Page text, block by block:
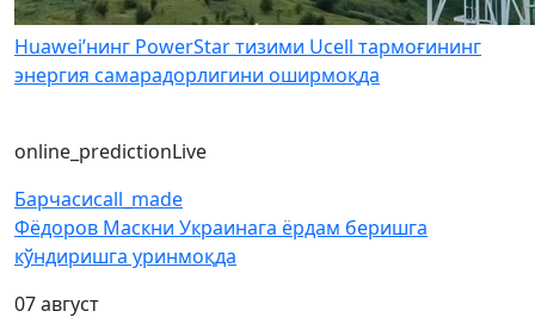
Huawei’нинг PowerStar тизими Ucell тармоғининг
энергия самарадорлигини оширмоқда
online_predictionLive
Барчасиcall_made
Фёдоров Маскни Украинага ёрдам беришга
кўндиришга уринмоқда
07 август